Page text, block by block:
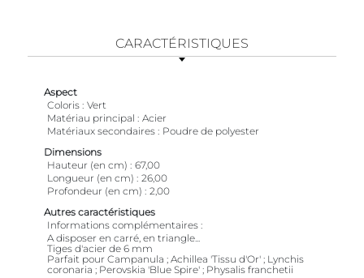
CARACTÉRISTIQUES
Aspect
Coloris Vert
Matériau principal
Acier
Matériaux secondaires
Poudre de polyester
Dimensions
Hauteur (en cm)
67,00
Longueur (en cm)
26,00
Profondeur (en cm)
2,00
Autres caractéristiques
Informations complémentaires
A disposer en carré, en triangle...
Tiges d'acier de 6 mm
Parfait pour Campanula ; Achillea 'Tissu d'Or' ; Lynchis
coronaria ; Perovskia 'Blue Spire' ; Physalis franchetii